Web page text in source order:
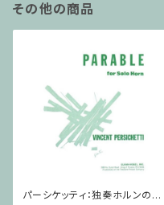
その他の商品
パーシケッティ：独奏ホルンのた